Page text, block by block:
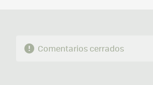
Comentarios cerrados